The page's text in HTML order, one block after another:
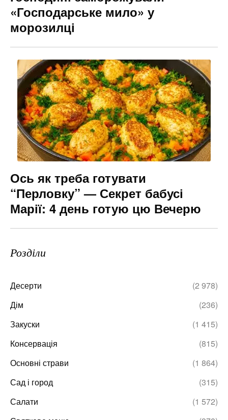
«Господарське мило» у
морозилці
Ось як треба готувати
“Перловку” — Секрет бабусі
Марії: 4 день готую цю Вечерю
Розділи
Десерти
(2 978)
Дім
(236)
Закуски
(1 415)
Консервація
(815)
Основні страви
(1 864)
Сад і город
(315)
Салати
(1 572)